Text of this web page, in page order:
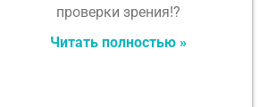
проверки зрения!?
Читать полностью »